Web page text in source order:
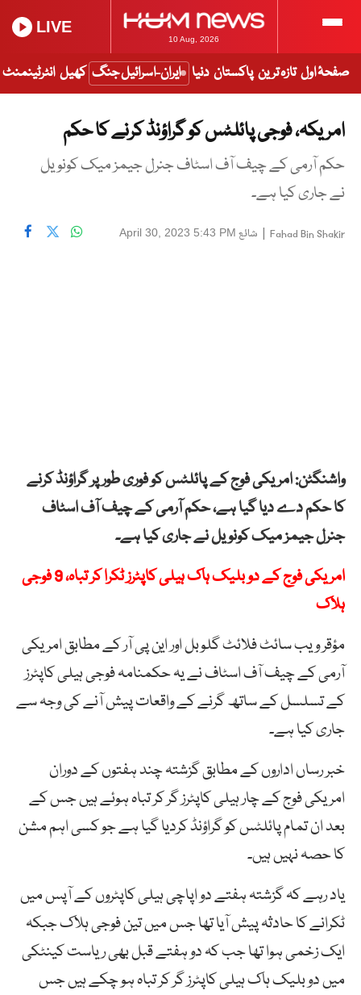
10 Aug, 2026
LIVE
صفحۂ اول تازہ ترین پاکستان دنیا ایران-اسرائیل جنگ کھیل انٹرٹینمنٹ
امریکہ، فوجی پائلٹس کو گراؤنڈ کرنے کا حکم
حکم آرمی کے چیف آف اسٹاف جنرل جیمز میک کونویل
نے جاری کیا ہے۔
Fahad Bin Shakir
| شائع April 30, 2023 5:43 PM
واشنگٹن: امریکی فوج کے پائلٹس کو فوری طور پر گراؤنڈ کرنے
کا حکم دے دیا گیا ہے، حکم آرمی کے چیف آف اسٹاف
جنرل جیمز میک کونویل نے جاری کیا ہے۔
امریکی فوج کے دو بلیک ہاک ہیلی کاپٹرز ٹکرا کر تباہ، 9 فوجی
ہلاک
مؤقر ویب سائٹ فلائٹ گلوبل اور این پی آر کے مطابق امریکی
آرمی کے چیف آف اسٹاف نے یہ حکمنامہ فوجی ہیلی کاپٹرز
کے تسلسل کے ساتھ گرنے کے واقعات پیش آنے کی وجہ سے
جاری کیا ہے۔
خبر رساں اداروں کے مطابق گزشتہ چند ہفتوں کے دوران
امریکی فوج کے چار ہیلی کاپٹرز گر کر تباہ ہوئے ہیں جس کے
بعد ان تمام پائلٹس کو گراؤنڈ کردیا گیا ہے جو کسی اہم مشن
کا حصہ نہیں ہیں۔
یاد رہے کہ گزشتہ ہفتے دو اپاچی ہیلی کاپٹروں کے آپس میں
ٹکرانے کا حادثہ پیش آیا تھا جس میں تین فوجی ہلاک جبکہ
ایک زخمی ہوا تھا جب کہ دو ہفتے قبل بھی ریاست کینٹکی
میں دو بلیک ہاک ہیلی کاپٹرز گر کر تباہ ہو چکے ہیں جس